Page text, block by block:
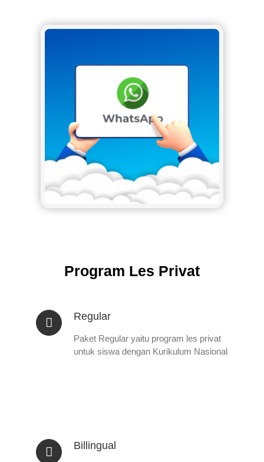
Program Les Privat
Regular
Paket Regular yaitu program les privat
untuk siswa dengan Kurikulum Nasional
Billingual